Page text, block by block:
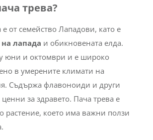
трева?
е от семейство Лападови, като е
лапада и обикновената елда.
юни и октомври и е широко
в умерените климати на
Съдържа флавоноиди и други
за здравето. Пача трева е
растение, което има важни ползи